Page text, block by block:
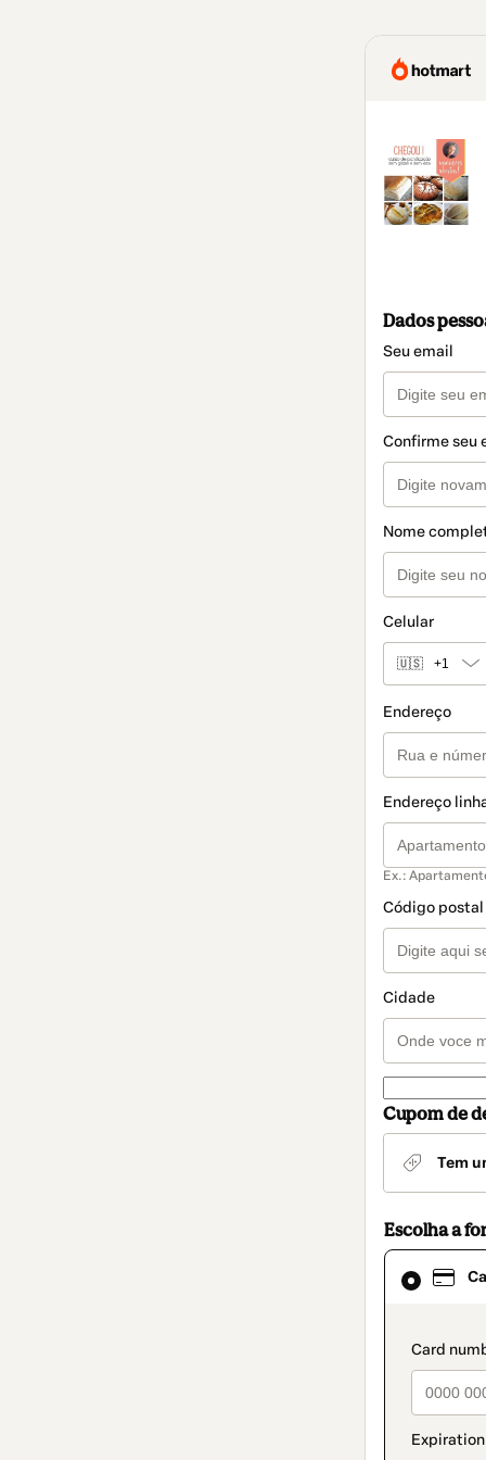
Dados
Seu email
Confirme seu
Nome
Celular
🇺🇸 +1
Endereço
Endereço
Ex.:
Código postal
Cidade
Cupom de
Tem
Escolha a
Cartão
selecionado